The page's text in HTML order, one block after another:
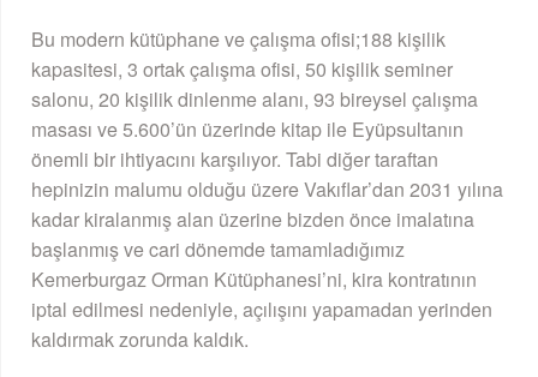
Bu modern kütüphane ve çalışma ofisi;188 kişilik
kapasitesi, 3 ortak çalışma ofisi, 50 kişilik seminer
salonu, 20 kişilik dinlenme alanı, 93 bireysel çalışma
masası ve 5.600’ün üzerinde kitap ile Eyüpsultanın
önemli bir ihtiyacını karşılıyor. Tabi diğer taraftan
hepinizin malumu olduğu üzere Vakıflar’dan 2031 yılına
kadar kiralanmış alan üzerine bizden önce imalatına
başlanmış ve cari dönemde tamamladığımız
Kemerburgaz Orman Kütüphanesi’ni, kira kontratının
iptal edilmesi nedeniyle, açılışını yapamadan yerinden
kaldırmak zorunda kaldık.